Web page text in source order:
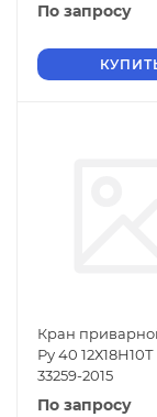
По запросу
Кран
Ру 40
33259-2015
По запросу